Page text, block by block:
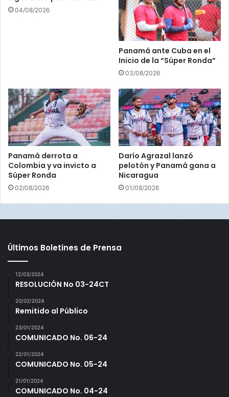
i
a
g
e
r
d
e
l
A
ñ
o
0
04/08/2026
Panamá ante Cuba en el
Inicio de la “Súper Ronda”
03/08/2026
Panamá derrota a
Colombia y va invicto a
Súper Ronda
02/08/2026
Darío Agrazal lanzó
pelotón y Panamá gana a
Nicaragua
01/08/2026
Últimos Boletines de Prensa
12/03/2024
RESOLUCIÓN No 03-24CT
20/02/2024
Remitido al Público
23/01/2024
COMUNICADO No. 06-24
22/01/2024
COMUNICADO No. 05-24
21/01/2024
COMUNICADO No. 04-24